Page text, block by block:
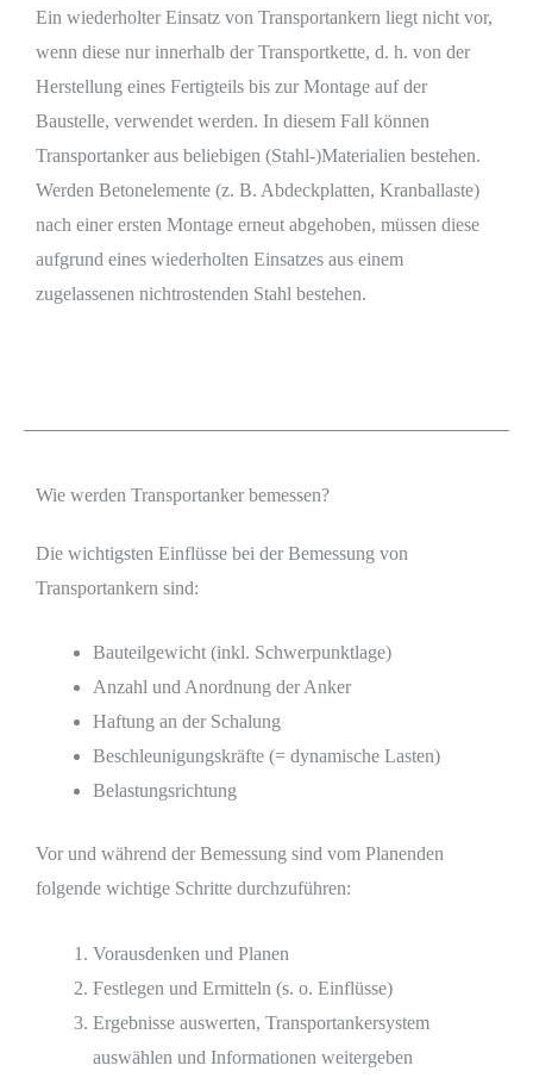
Ein wiederholter Einsatz von Transportankern liegt nicht vor,
wenn diese nur innerhalb der Transportkette, d. h. von der
Herstellung eines Fertigteils bis zur Montage auf der
Baustelle, verwendet werden. In diesem Fall können
Transportanker aus beliebigen (Stahl-)Materialien bestehen.
Werden Betonelemente (z. B. Abdeckplatten, Kranballaste)
nach einer ersten Montage erneut abgehoben, müssen diese
aufgrund eines wiederholten Einsatzes aus einem
zugelassenen nichtrostenden Stahl bestehen.
Wie werden Transportanker bemessen?
Die wichtigsten Einflüsse bei der Bemessung von
Transportankern sind:
Bauteilgewicht (inkl. Schwerpunktlage)
Anzahl und Anordnung der Anker
Haftung an der Schalung
Beschleunigungskräfte (= dynamische Lasten)
Belastungsrichtung
Vor und während der Bemessung sind vom Planenden
folgende wichtige Schritte durchzuführen:
Vorausdenken und Planen
Festlegen und Ermitteln (s. o. Einflüsse)
Ergebnisse auswerten, Transportankersystem
auswählen und Informationen weitergeben